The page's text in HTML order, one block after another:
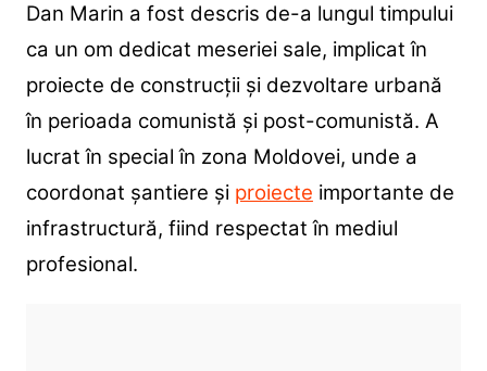
Dan Marin a fost descris de-a lungul timpului
ca un om dedicat meseriei sale, implicat în
proiecte de construcții și dezvoltare urbană
în perioada comunistă și post-comunistă. A
lucrat în special în zona Moldovei, unde a
coordonat șantiere și proiecte importante de
infrastructură, fiind respectat în mediul
profesional.